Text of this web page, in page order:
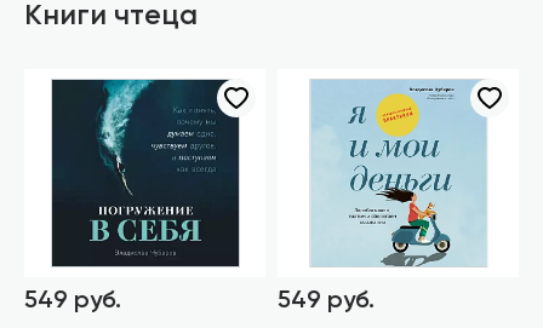
Книги чтеца
549 руб. 549 руб.